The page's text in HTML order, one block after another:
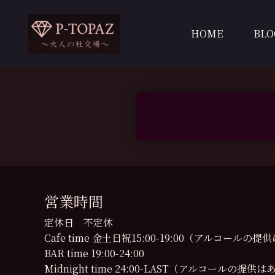
HOME
営業時間
定休日 不定休
Cafe time 金土日祝15:00-19:00（アルコールの提供
BAR time 19:00-24:00
Midnight time 24:00-LAST（アルコールの提供はあ